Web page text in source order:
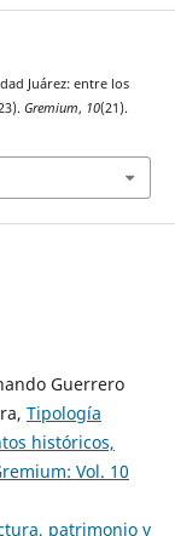
Juárez: entre los
Gremium, 10(21).
Guerrero
Tipología
históricos,
Vol. 10
patrimonio y